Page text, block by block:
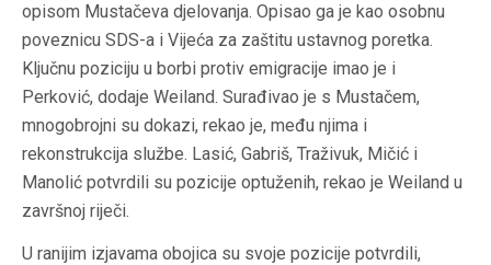
opisom Mustačeva djelovanja. Opisao ga je kao osobnu
poveznicu SDS-a i Vijeća za zaštitu ustavnog poretka.
Ključnu poziciju u borbi protiv emigracije imao je i
Perković, dodaje Weiland. Surađivao je s Mustačem,
mnogobrojni su dokazi, rekao je, među njima i
rekonstrukcija službe. Lasić, Gabriš, Traživuk, Mičić i
Manolić potvrdili su pozicije optuženih, rekao je Weiland u
završnoj riječi.
U ranijim izjavama obojica su svoje pozicije potvrdili,